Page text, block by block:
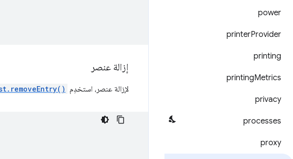
power
printerProvider
printing
printingMetrics
privacy
processes
proxy
إزالة عنصر
لإزالة عنصر، استخدِم